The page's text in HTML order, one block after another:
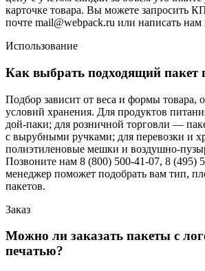
карточке товара. Вы можете запросить
почте mail@webpack.ru или написать нам
Использование
Как выбрать подходящий пакет
Подбор зависит от веса и формы товара,
условий хранения. Для продуктов
дой-паки; для розничной торговли —
с вырубными ручками; для перевозки и
полиэтиленовые мешки и воздушно-
Позвоните нам 8 (800) 500-41-07, 8 (495)
менеджер поможет подобрать вам тип,
пакетов.
Заказ
Можно ли заказать пакеты с
печатью?